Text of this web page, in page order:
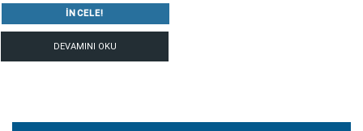
İNCELE!
DEVAMINI OKU